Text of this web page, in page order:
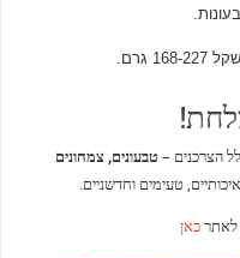
גרם.
הצרכנים –טבעונים, צמחונים
טעימים וחדשניים.
לאתרכאן